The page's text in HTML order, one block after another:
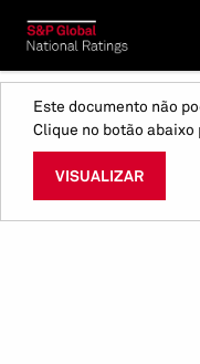
Este documento não
Clique no botão
VISUALIZAR